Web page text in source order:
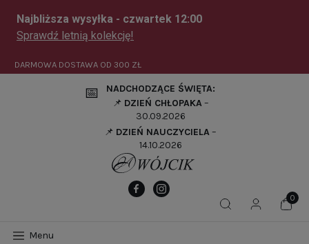
DARMOWA DOSTAWA OD 300 ZŁ
📅
NADCHODZĄCE ŚWIĘTA:
📌 DZIEŃ CHŁOPAKA–
30.09.2026
📌 DZIEŃ NAUCZYCIELA–
14.10.2026
Menu